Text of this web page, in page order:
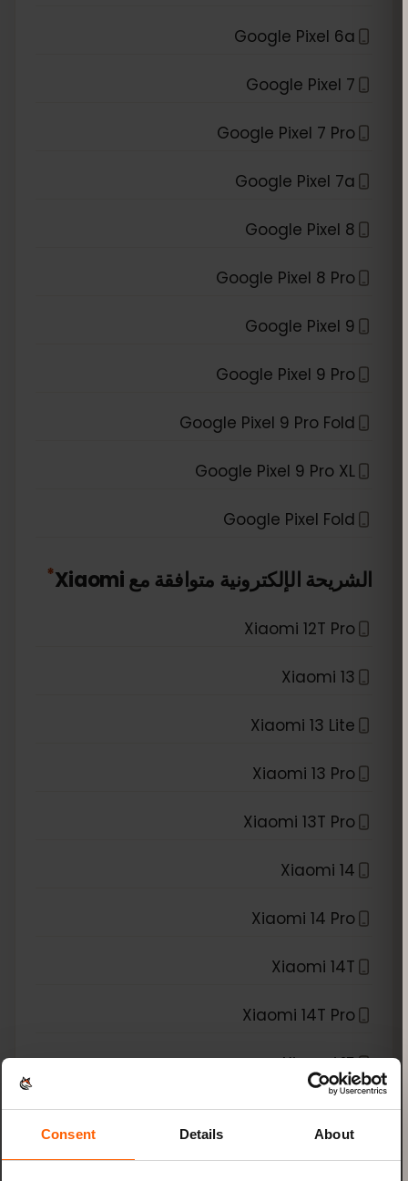
Consent Details About
Google Pixel 6a
Google Pixel 7
Google Pixel 7 Pro
Google Pixel 7a
Google Pixel 8
Google Pixel 8 Pro
Google Pixel 9
Google Pixel 9 Pro
Google Pixel 9 Pro Fold
Google Pixel 9 Pro XL
Google Pixel Fold
الشريحة الإلكترونية متوافقة معXiaomi
*
Xiaomi 12T Pro
Xiaomi 13
Xiaomi 13 Lite
Xiaomi 13 Pro
Xiaomi 13T Pro
Xiaomi 14
Xiaomi 14 Pro
Xiaomi 14T
Xiaomi 14T Pro
Xiaomi 15
Xiaomi Redmi Note 11 Pro 5G
Xiaomi Redmi Note 13 Pro